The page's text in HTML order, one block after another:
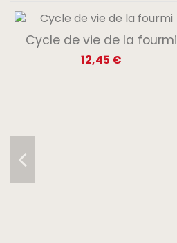
Cycle de vie de la fourmi
12,45 €